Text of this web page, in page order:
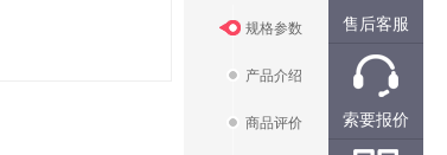
规格参数
产品介绍
商品评价
售后客服
索要报价